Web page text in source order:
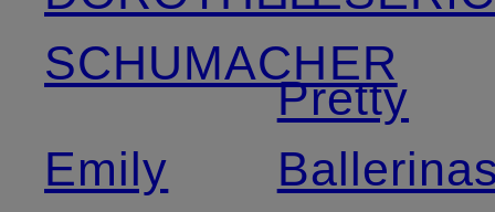
SCHUMACHER
Emily
Pretty